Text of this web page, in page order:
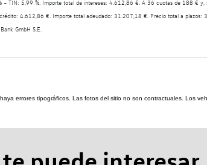
5,99 %. Importe total de intereses: 4.612,86 €. A 36 cuotas de 188 € y,
4.612,86 €. Importe total adeudado: 31.207,18 €. Precio total a
GmbH S.E.
errores tipográficos. Las fotos del sitio no son contractuales. Los